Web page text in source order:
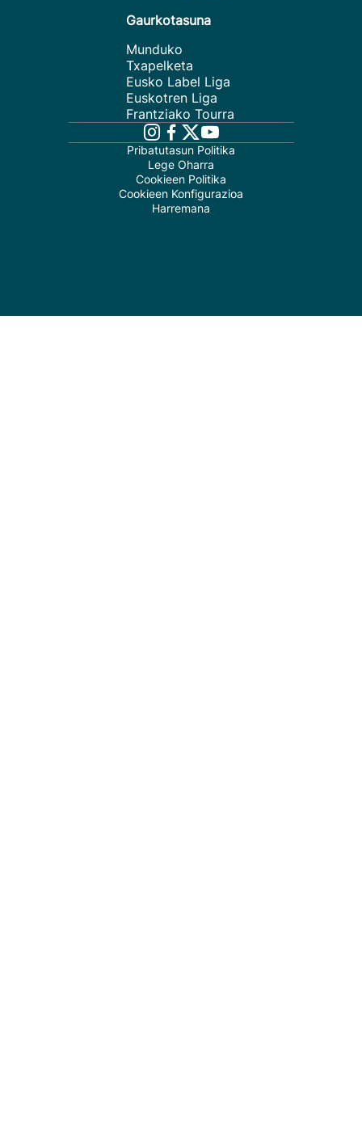
Gaurkotasuna
Munduko
Txapelketa
Eusko Label Liga
Euskotren Liga
Frantziako Tourra
Pribatutasun Politika
Lege Oharra
Cookieen Politika
Cookieen Konfigurazioa
Harremana